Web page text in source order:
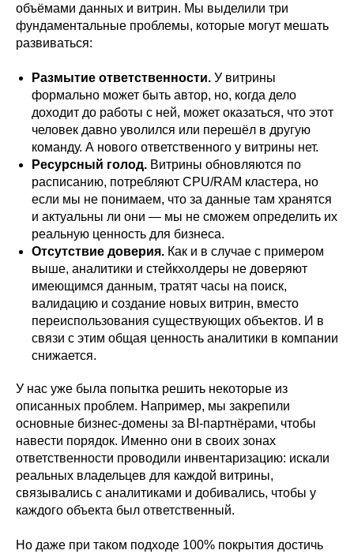
объёмами данных и витрин. Мы выделили три
фундаментальные проблемы, которые могут мешать
развиваться:
Размытие ответственности. У витрины
формально может быть автор, но, когда дело
доходит до работы с ней, может оказаться, что этот
человек давно уволился или перешёл в другую
команду. А нового ответственного у витрины нет.
Ресурсный голод. Витрины обновляются по
расписанию, потребляют CPU/RAM кластера, но
если мы не понимаем, что за данные там хранятся
и актуальны ли они — мы не сможем определить их
реальную ценность для бизнеса.
Отсутствие доверия. Как и в случае с примером
выше, аналитики и стейкхолдеры не доверяют
имеющимся данным, тратят часы на поиск,
валидацию и создание новых витрин, вместо
переиспользования существующих объектов. И в
связи с этим общая ценность аналитики в компании
снижается.
У нас уже была попытка решить некоторые из
описанных проблем. Например, мы закрепили
основные бизнес-домены за BI-партнёрами, чтобы
навести порядок. Именно они в своих зонах
ответственности проводили инвентаризацию: искали
реальных владельцев для каждой витрины,
связывались с аналитиками и добивались, чтобы у
каждого объекта был ответственный.
Но даже при таком подходе 100% покрытия достичь